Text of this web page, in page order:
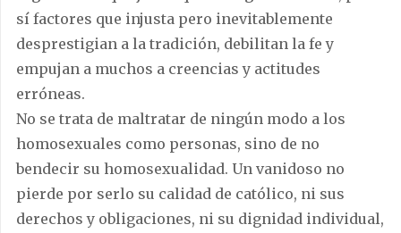
sí factores que injusta pero inevitablemente
desprestigian a la tradición, debilitan la fe y
empujan a muchos a creencias y actitudes
erróneas.
No se trata de maltratar de ningún modo a los
homosexuales como personas, sino de no
bendecir su homosexualidad. Un vanidoso no
pierde por serlo su calidad de católico, ni sus
derechos y obligaciones, ni su dignidad individual,